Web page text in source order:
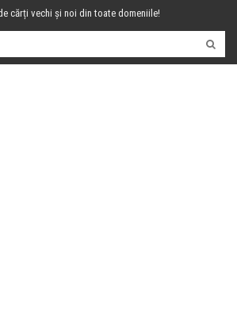
cărți vechi și noi din toate domeniile!